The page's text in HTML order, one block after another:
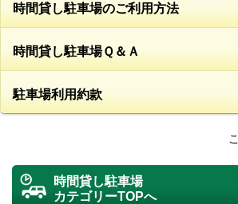
時間貸し駐車場のご利用方法
時間貸し駐車場Ｑ＆Ａ
駐車場利用約款
時間貸し駐車場
カテゴリーTOPへ